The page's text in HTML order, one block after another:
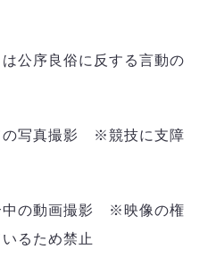
公序良俗に反する言動の
の写真撮影 ※競技に支障
中の動画撮影 ※映像の権
るため禁止